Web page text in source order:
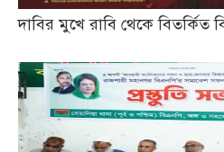
দাবির মুখে রাবি থেকে বিতর্কিত